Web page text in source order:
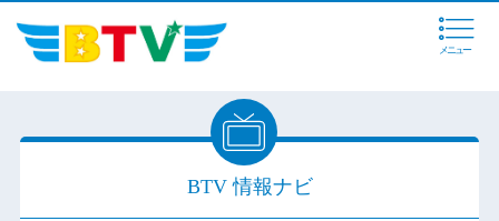
メニュー
BTV 情報ナビ